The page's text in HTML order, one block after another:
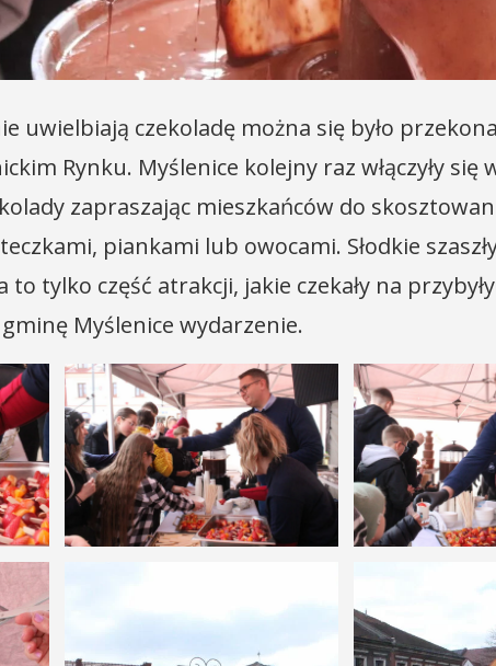
uwielbiają czekoladę można się było
Rynku. Myślenice kolejny raz włączyły się
zapraszając mieszkańców do
piankami lub owocami. Słodkie
tylko część atrakcji, jakie czekały na
Myślenice wydarzenie.